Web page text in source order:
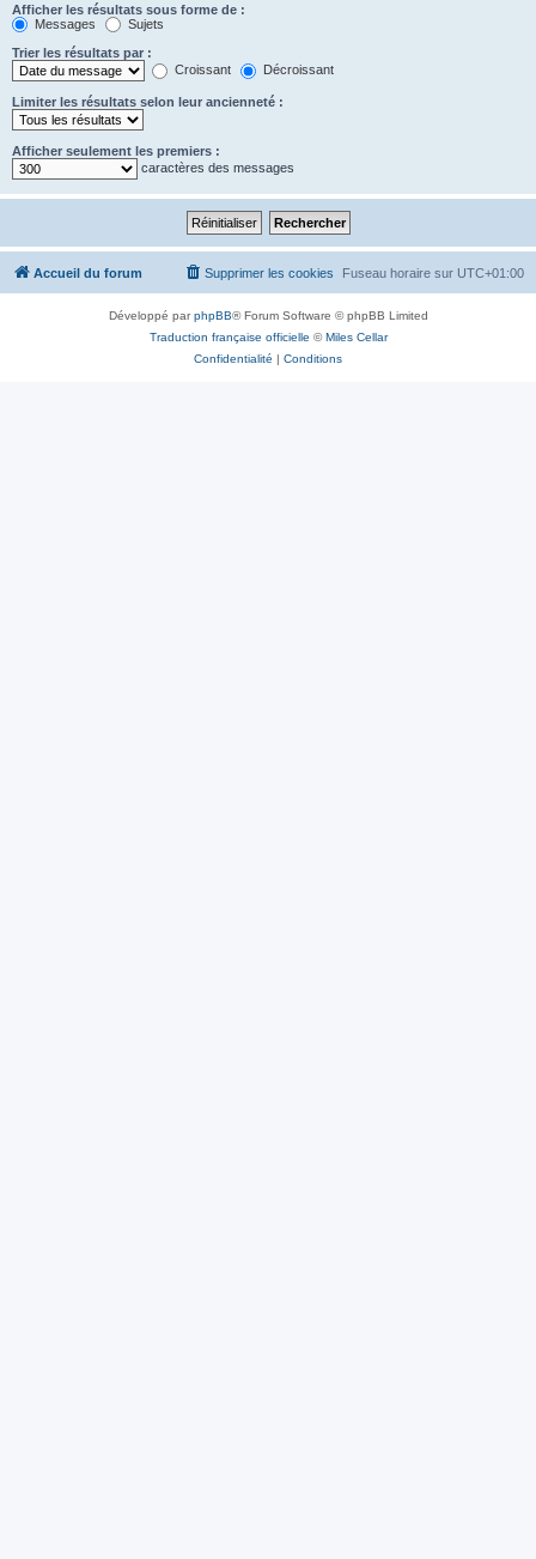
Afficher les résultats sous forme de :
Messages
Sujets
Trier les résultats par :
Croissant
Décroissant
Limiter les résultats selon leur ancienneté :
Afficher seulement les premiers :
caractères des messages
Accueil du forum Fuseau horaire sur UTC+01:00
Supprimer les cookies
Développé parphpBB® Forum Software © phpBB Limited
Traduction française officielle © Miles Cellar
Confidentialité
Conditions